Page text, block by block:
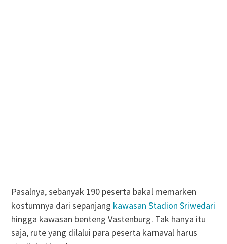
Pasalnya, sebanyak 190 peserta bakal memarken
kostumnya dari sepanjang kawasan Stadion Sriwedari
hingga kawasan benteng Vastenburg. Tak hanya itu
saja, rute yang dilalui para peserta karnaval harus